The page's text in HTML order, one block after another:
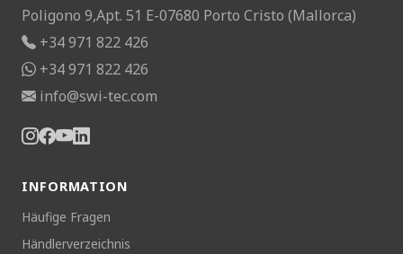
Poligono 9,Apt. 51 E-07680 Porto Cristo (Mallorca)
+34 971 822 426
+34 971 822 426
info@swi-tec.com
INFORMATION
Häufige Fragen
Händlerverzeichnis